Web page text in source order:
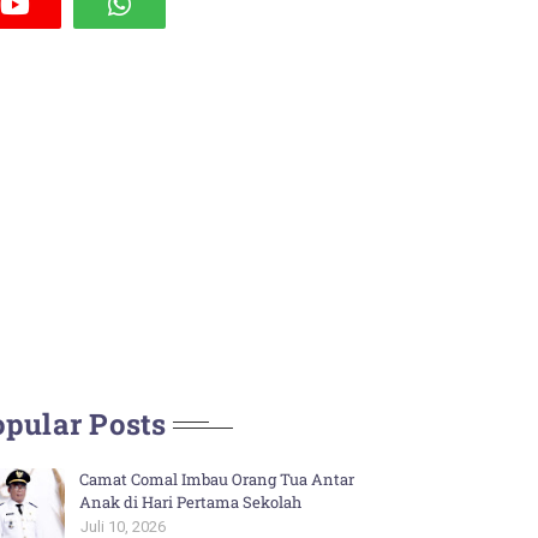
Posts
Camat Comal Imbau Orang Tua Antar
Anak di Hari Pertama Sekolah
Juli 10, 2026